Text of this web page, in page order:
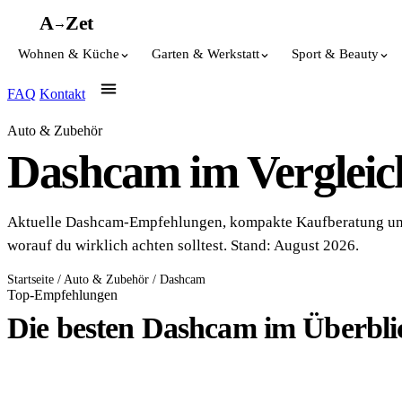
A→Zet
Wohnen & Küche Garten & Werkstatt Sport & Beauty
FAQ Kontakt
Auto & Zubehör
Dashcam im
Aktuelle Dashcam-Empfehlungen, kompakte Kaufberatung
worauf du wirklich achten solltest. Stand: August 2026.
Startseite / Auto & Zubehör / Dashcam
Top-Empfehlungen
Die besten Dashcam im